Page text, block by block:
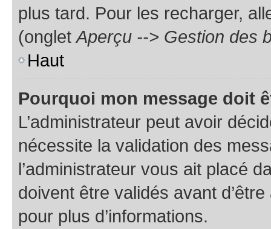
plus tard. Pour les recharger,
(ongletAperçu --> Gestion des
Haut
Pourquoi mon message doit
L’administrateur peut avoir
nécessite la validation des
l’administrateur vous ait placé
doivent être validés avant
pour plus d’informations.